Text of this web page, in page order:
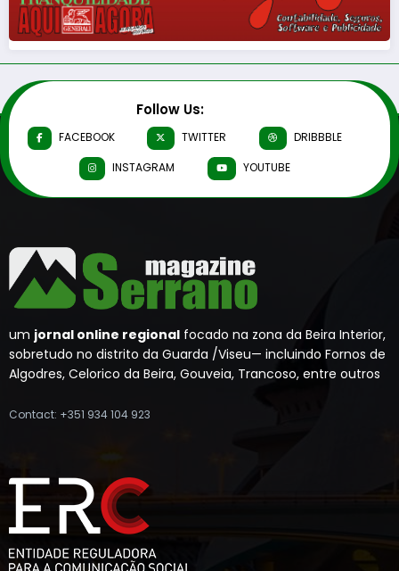
Follow Us:
FACEBOOK TWITTER
DRIBBBLE
INSTAGRAM
YOUTUBE
um jornal online regional focado na zona da Beira Interior,
sobretudo no distrito da Guarda /Viseu— incluindo Fornos de
Algodres, Celorico da Beira, Gouveia, Trancoso, entre outros
Contact: +351 934 104 923